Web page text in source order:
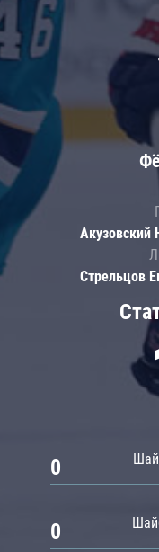
0
0
Акузовский
Стрельцов